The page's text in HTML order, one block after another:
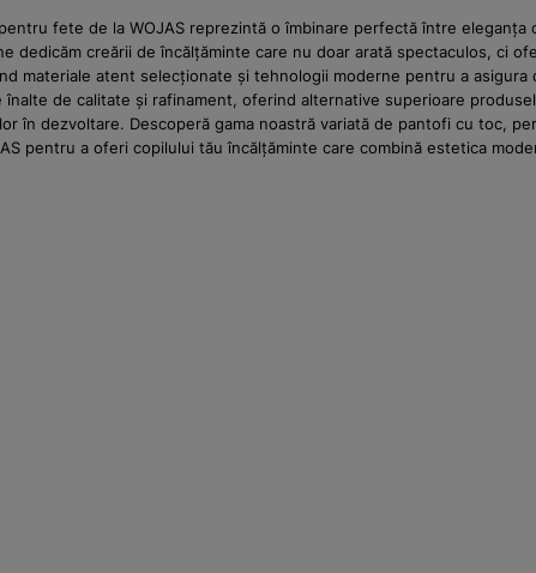
fete de la WOJAS reprezintă o îmbinare perfectă între
dedicăm creării de încălțăminte care nu doar arată spectaculos, ci
materiale atent selecționate și tehnologii moderne pentru a
înalte de calitate și rafinament, oferind alternative superioare
în dezvoltare. Descoperă gama noastră variată de pantofi cu toc,
pentru a oferi copilului tău încălțăminte care combină estetica